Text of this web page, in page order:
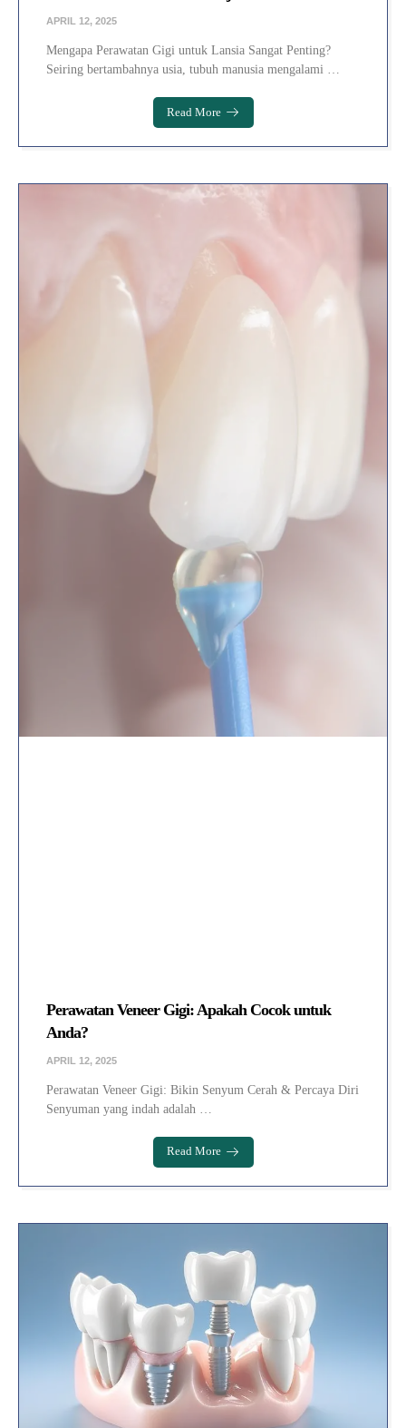
APRIL 12, 2025
Mengapa Perawatan Gigi untuk Lansia Sangat Penting?
Seiring bertambahnya usia, tubuh manusia mengalami …
Read More
Perawatan Veneer Gigi: Apakah Cocok untuk
Anda?
APRIL 12, 2025
Perawatan Veneer Gigi: Bikin Senyum Cerah & Percaya Diri
Senyuman yang indah adalah …
Read More